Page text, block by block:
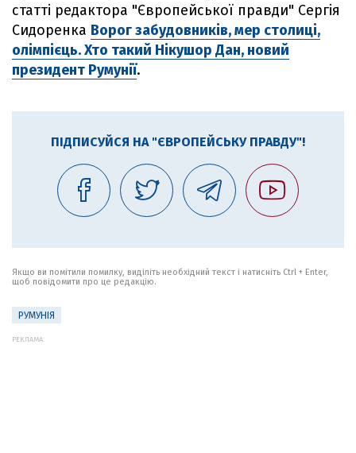
статті редактора "Європейської правди" Сергія
Сидоренка Ворог забудовників, мер столиці,
олімпієць. Хто такий Нікушор Дан, новий
президент Румунії.
ПІДПИСУЙСЯ НА "ЄВРОПЕЙСЬКУ ПРАВДУ"!
Якщо ви помітили помилку, виділіть необхідний текст і натисніть Ctrl + Enter,
щоб повідомити про це редакцію.
РУМУНІЯ
РЕКЛАМА: